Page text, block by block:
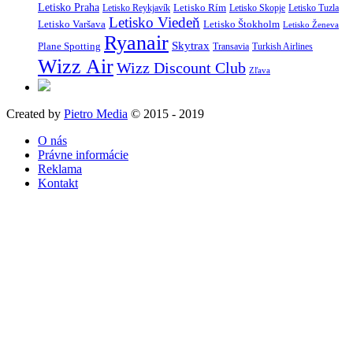
Letisko Praha Letisko Reykjavík Letisko Rím Letisko Skopje Letisko Tuzla
Letisko Varšava Letisko Viedeň Letisko Štokholm Letisko Ženeva
Plane Spotting Ryanair Skytrax Transavia Turkish Airlines
Wizz AirWizz Discount Club Zľava
Created by Pietro Media © 2015 - 2019
O nás
Právne informácie
Reklama
Kontakt